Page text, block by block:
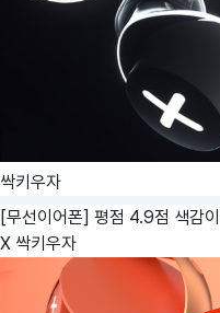
싹키우자
[무선이어폰] 평점 4.9점 색감
X 싹키우자